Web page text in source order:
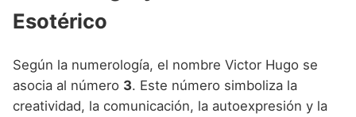
Esotérico
Según la numerología, el nombre Victor Hugo se
asocia al número 3. Este número simboliza la
creatividad, la comunicación, la autoexpresión y la